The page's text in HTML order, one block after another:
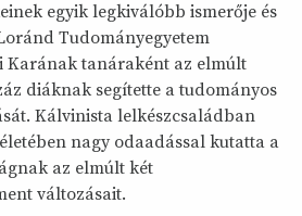
egyik legkiválóbb ismerője és
Tudományegyetem
Karának tanáraként az elmúlt
diáknak segítette a tudományos
Kálvinista lelkészcsaládban
nagy odaadással kutatta a
az elmúlt két
változásait.